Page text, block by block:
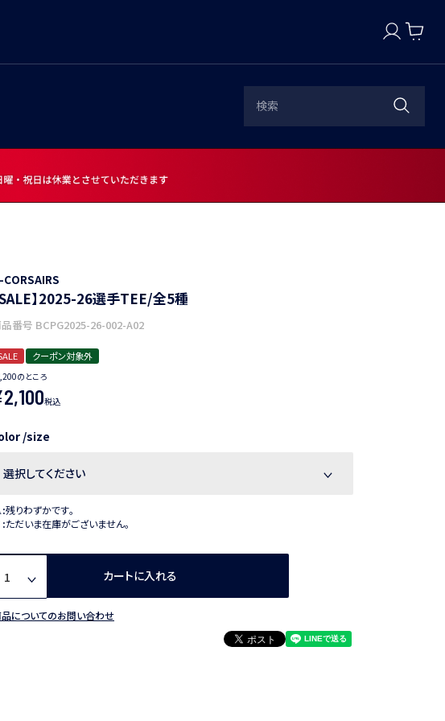
CORSAIRS
SALE】2025-26選手TEE/全5種
番号 BCPG2025-26-002-A02
クーポン対象外
のところ
2,100税込
size
残りわずかです。
ただいま在庫がございません。
カートに入れる
についてのお問い合わせ